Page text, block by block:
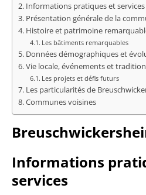
Informations pratiques et services
Présentation générale de la
Histoire et patrimoine
Les bâtiments remarquables
Données démographiques et
Vie locale, événements et
Les projets et défis futurs
Les particularités de
Communes voisines
Informations
services